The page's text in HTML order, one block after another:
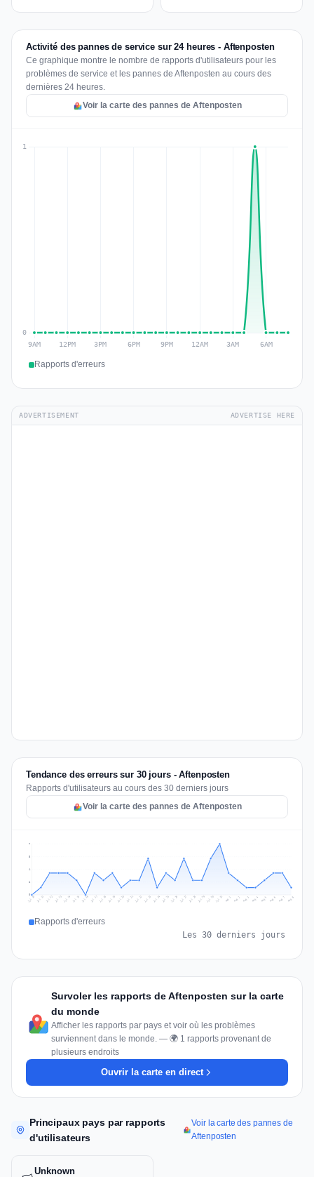
Activité des pannes de service sur 24 heures - Aftenposten
Ce graphique montre le nombre de rapports d'utilisateurs pour les
problèmes de service et les pannes de Aftenposten au cours des
dernières 24 heures.
Voir la carte des pannes de Aftenposten
Rapports d'erreurs
ADVERTISEMENT ADVERTISE HERE
Tendance des erreurs sur 30 jours - Aftenposten
Rapports d'utilisateurs au cours des 30 derniers jours
Voir la carte des pannes de Aftenposten
2
4
5
7
Jul 10 Jul 11 Jul 12 Jul 13 Jul 14 Jul 15 Jul 16 Jul 17 Jul 18 Jul 19 Jul 20 Jul 21 Jul 22 Jul 23 Jul 24 Jul 25 Jul 26 Jul 27 Jul 28 Jul 29 Jul 30 Jul 31 Aug 1 Aug 2 Aug 3 Aug 4 Aug 5 Aug 6 Aug 7 Aug 8
Rapports d'erreurs
Les 30 derniers jours
Survoler les rapports de Aftenposten sur la carte
du monde
Afficher les rapports par pays et voir où les problèmes
surviennent dans le monde. — 🌍 1 rapports provenant de
plusieurs endroits
Ouvrir la carte en direct
Principaux pays par rapports
d'utilisateurs
Voir la carte des pannes de
Aftenposten
Unknown